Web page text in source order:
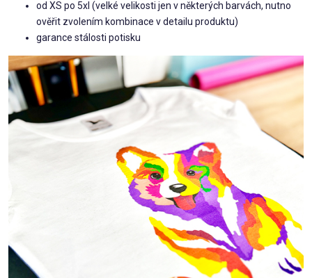
od XS po 5xl (velké velikosti jen v některých barvách, nutno
ověřit zvolením kombinace v detailu produktu)
garance stálosti potisku